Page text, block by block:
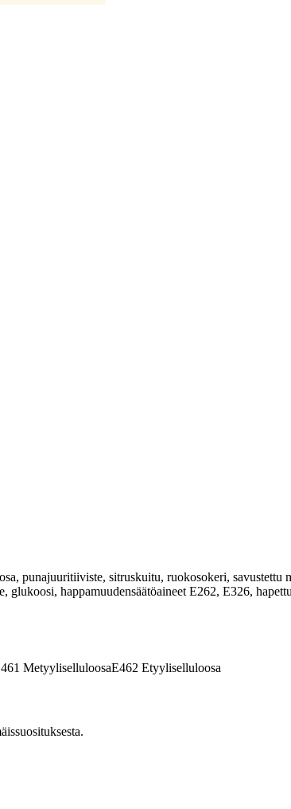
punajuuritiiviste, sitruskuitu, ruokosokeri, savustettu
happamuudensäätöaineet E262, E326,
MetyyliselluloosaE462 Etyyliselluloosa